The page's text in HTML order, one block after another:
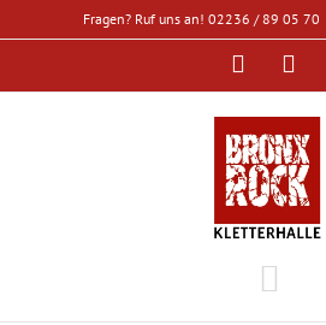
Inhalt
Fragen? Ruf uns an! 02236 / 89 05 70
Facebook